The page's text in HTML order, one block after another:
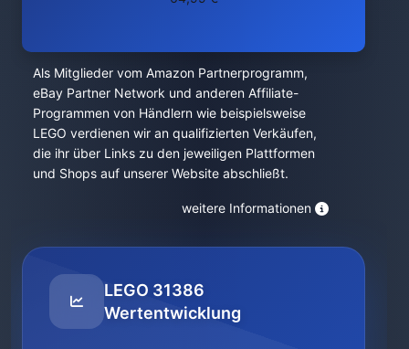
Als Mitglieder vom Amazon Partnerprogramm,
eBay Partner Network und anderen Affiliate-
Programmen von Händlern wie beispielsweise
LEGO verdienen wir an qualifizierten Verkäufen,
die ihr über Links zu den jeweiligen Plattformen
und Shops auf unserer Website abschließt.
weitere Informationen
LEGO 31386
Wertentwicklung